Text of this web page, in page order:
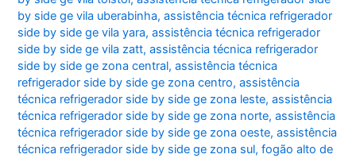
by side ge vila uberabinha,assistência técnica refrigerador
side by side ge vila yara,assistência técnica refrigerador
side by side ge vila zatt,assistência técnica refrigerador
side by side ge zona central,assistência técnica
refrigerador side by side ge zona centro,assistência
técnica refrigerador side by side ge zona leste,assistência
técnica refrigerador side by side ge zona norte,assistência
técnica refrigerador side by side ge zona oeste,assistência
técnica refrigerador side by side ge zona sul,fogão alto de